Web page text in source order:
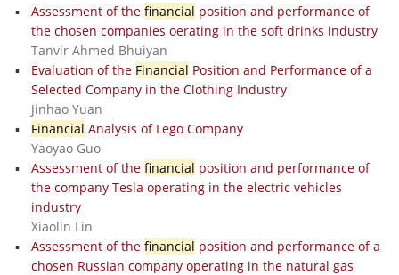
Assessment of the financial position and performance of
the chosen companies oerating in the soft drinks industry
Tanvir Ahmed Bhuiyan
Evaluation of the Financial Position and Performance of a
Selected Company in the Clothing Industry
Jinhao Yuan
Financial Analysis of Lego Company
Yaoyao Guo
Assessment of the financial position and performance of
the company Tesla operating in the electric vehicles
industry
Xiaolin Lin
Assessment of the financial position and performance of a
chosen Russian company operating in the natural gas